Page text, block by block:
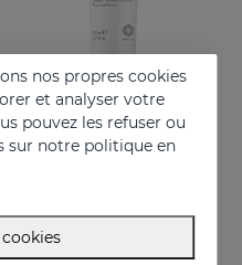
Acheter
26.95 €
nos propres cookies
et analyser votre
pouvez les refuser ou
sur notre politique en